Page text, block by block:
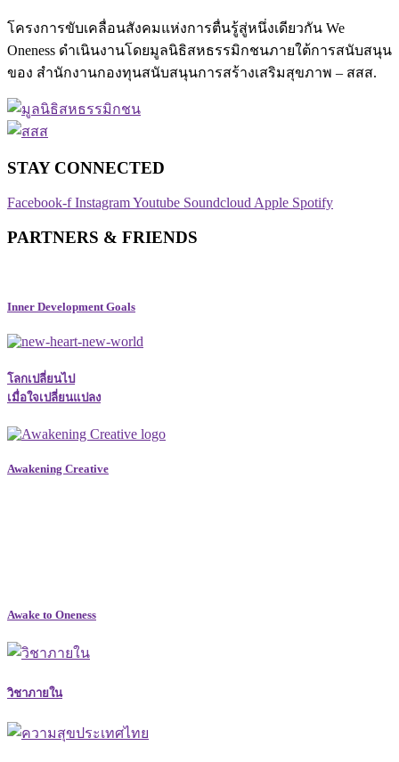
โครงการขับเคลื่อนสังคมแห่งการตื่นรู้สู่หนึ่งเดียวกัน We
Oneness ดำเนินงานโดยมูลนิธิสหธรรมิกชนภายใต้การสนับสนุน
ของ สำนักงานกองทุนสนับสนุนการสร้างเสริมสุขภาพ – สสส.
STAY CONNECTED​
Facebook-f InstagramYoutube Soundcloud Apple Spotify
PARTNERS & FRIENDS
Inner Development Goals
โลกเปลี่ยนไป
เมื่อใจเปลี่ยนแปลง
Awakening Creative
Awake to Oneness
วิชาภายใน